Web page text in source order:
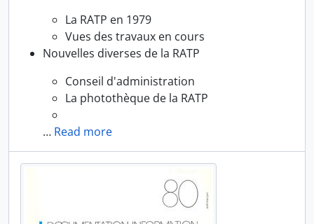
La RATP en 1979
Vues des travaux en cours
Nouvelles diverses de la RATP
Conseil d'administration
La photothèque de la RATP
… Read more